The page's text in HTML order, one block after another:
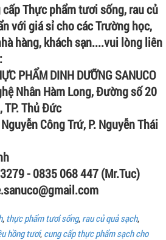
cấp Thực phẩm tươi sống, rau củ
với giá sỉ cho các Trường học,
hàng, khách sạn....vui lòng liên
PHẨM DINH DƯỠNG SANUCO
Nhân Hàm Long, Đường số 20
TP. Thủ Đức
Công Trứ, P. Nguyễn Thái
- 0835 068 447 (Mr.Tuc)
, thực phẩm tươi sống, rau củ quả sạch,
hồng tươi, cung cấp thực phẩm sạch cho